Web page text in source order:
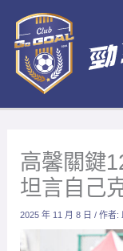
內
高馨關鍵
坦言自己
2025 年 11 月 8 日/ 作者: